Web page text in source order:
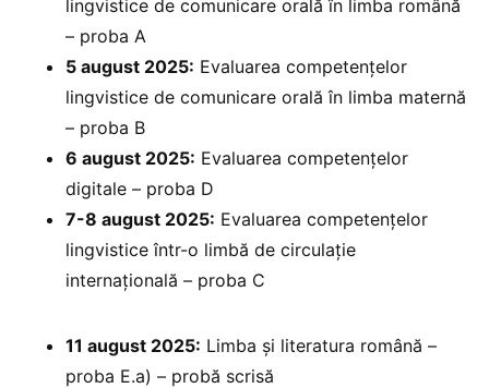
lingvistice de comunicare orală în limba română
– proba A
5 august 2025: Evaluarea competențelor
lingvistice de comunicare orală în limba maternă
– proba B
6 august 2025: ⁠Evaluarea competențelor
digitale – proba D
7-8 august 2025: Evaluarea competențelor
lingvistice într-o limbă de circulație
internațională – proba C
11 august 2025: Limba și literatura română –
proba E.a) – probă scrisă